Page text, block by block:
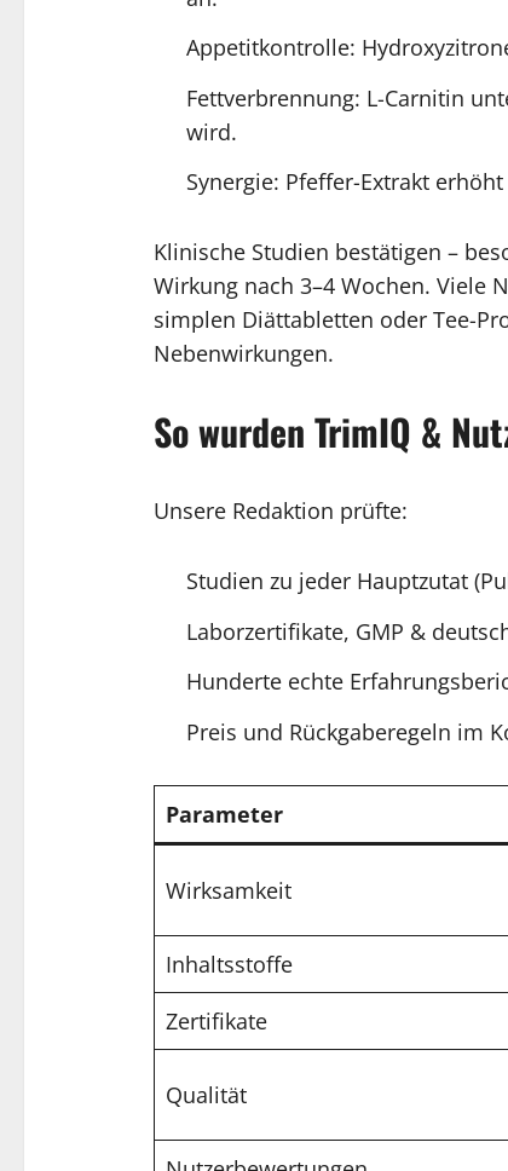
Appetitkontrolle:
Fettverbrennung: L-Carnitin
wird.
Synergie: Pfeffer-Extrakt
Klinische Studien bestätigen –
Wirkung nach 3–4 Wochen. Viele
simplen Diättabletten oder Tee-
Nebenwirkungen.
So wurden TrimIQ &
Unsere Redaktion prüfte:
Studien zu jeder Hauptzutat
Laborzertifikate, GMP &
Hunderte echte
Preis und Rückgaberegeln im
Parameter
Wirksamkeit
Inhaltsstoffe
Zertifikate
Qualität